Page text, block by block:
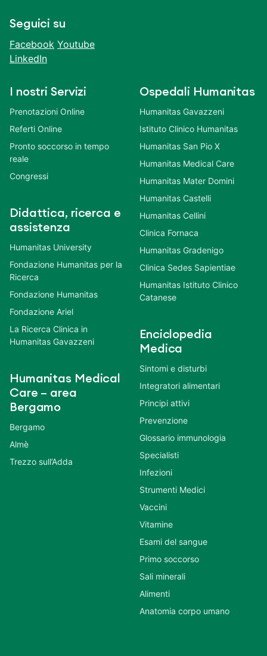
Seguici su
Facebook Youtube
LinkedIn
I nostri Servizi
Prenotazioni Online
Referti Online
Pronto soccorso in tempo
reale
Congressi
Didattica, ricerca e
assistenza
Humanitas University
Fondazione Humanitas per la
Ricerca
Fondazione Humanitas
Fondazione Ariel
La Ricerca Clinica in
Humanitas Gavazzeni
Humanitas Medical
Care – area
Bergamo
Bergamo
Almè
Trezzo sull’Adda
Ospedali Humanitas
Humanitas Gavazzeni
Istituto Clinico Humanitas
Humanitas San Pio X
Humanitas Medical Care
Humanitas Mater Domini
Humanitas Castelli
Humanitas Cellini
Clinica Fornaca
Humanitas Gradenigo
Clinica Sedes Sapientiae
Humanitas Istituto Clinico
Catanese
Enciclopedia
Medica
Sintomi e disturbi
Integratori alimentari
Principi attivi
Prevenzione
Glossario immunologia
Specialisti
Infezioni
Strumenti Medici
Vaccini
Vitamine
Esami del sangue
Primo soccorso
Sali minerali
Alimenti
Anatomia corpo umano